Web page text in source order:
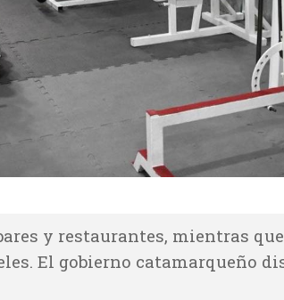
y restaurantes, mientras
El gobierno catamarqueño